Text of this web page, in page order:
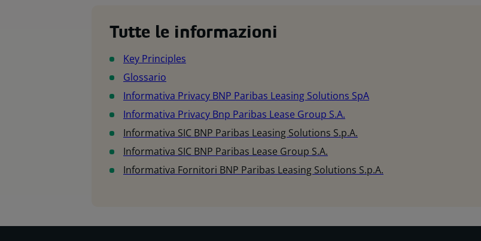
Tutte le informazioni
Key Principles
Glossario
Informativa Privacy BNP Paribas Leasing Solutions SpA
Informativa Privacy Bnp Paribas Lease Group S.A.
Informativa SIC BNP Paribas Leasing Solutions S.p.A.
Informativa SIC BNP Paribas Lease Group S.A.
Informativa Fornitori BNP Paribas Leasing Solutions S.p.A.